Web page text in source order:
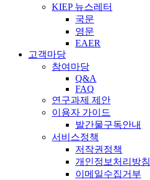
KIEP 뉴스레터
국문
영문
EAER
고객마당
참여마당
Q&A
FAQ
연구과제 제안
이용자 가이드
발간물구독안내
서비스정책
저작권정책
개인정보처리방침
이메일수집거부